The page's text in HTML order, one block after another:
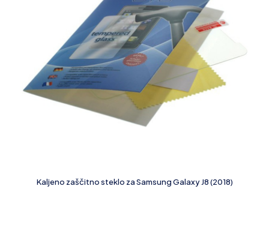
Kaljeno zaščitno steklo za Samsung Galaxy J8 (2018)